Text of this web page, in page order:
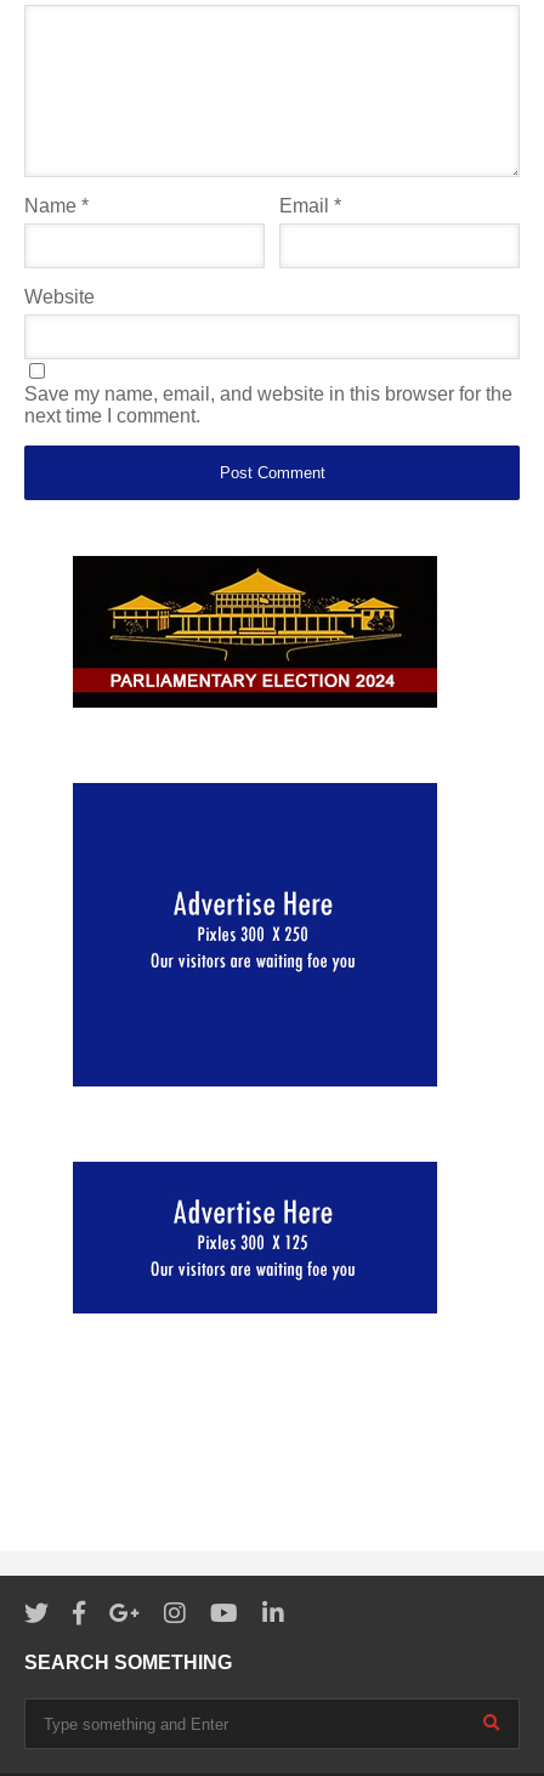
Name * Email*
Website
Save my name, email, and website in this browser for the
next time I comment.
SEARCH SOMETHING